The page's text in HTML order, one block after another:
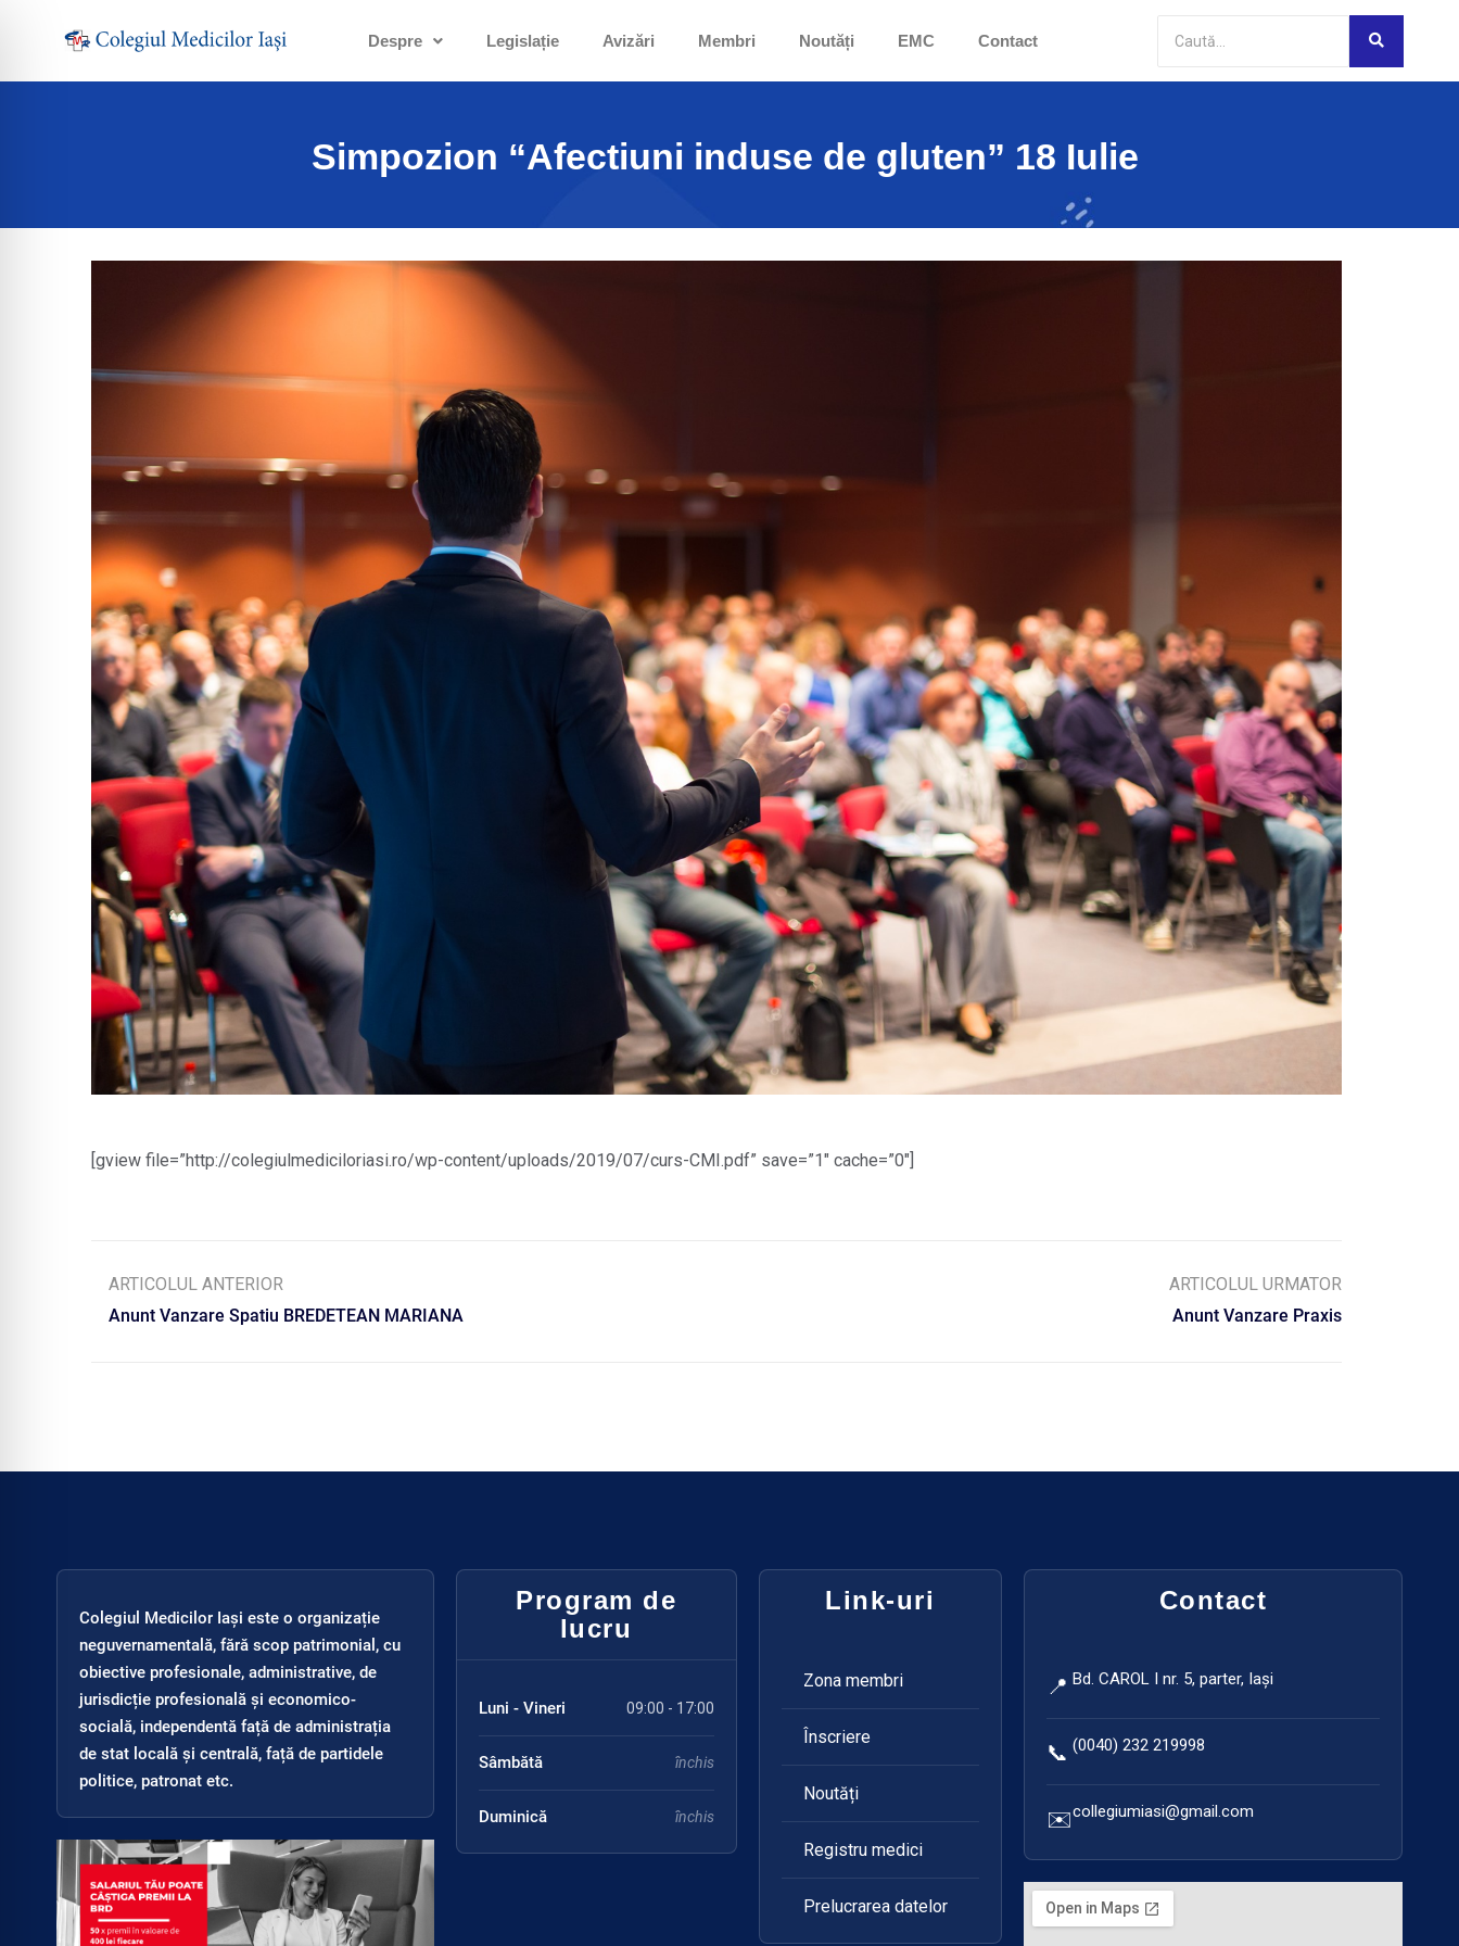
Despre Legislație Avizări Membri Noutăți EMC Contact
Simpozion “Afectiuni induse de gluten” 18 Iulie
[gview file=”http://colegiulmediciloriasi.ro/wp-content/uploads/2019/07/curs-CMI.pdf” save=”1″ cache=”0″]
ARTICOLUL ANTERIOR
Anunt Vanzare Spatiu BREDETEAN MARIANA
ARTICOLUL URMATOR
Anunt Vanzare Praxis
Colegiul Medicilor Iași este o organizație
neguvernamentală, fără scop patrimonial, cu
obiective profesionale, administrative, de
jurisdicție profesională și economico-
socială, independentă față de administrația
de stat locală și centrală, față de partidele
politice, patronat etc.
Program de
lucru
Luni - Vineri 09:00 - 17:00
Sâmbătă închis
Duminică închis
Link-uri
Zona membri
Înscriere
Noutăți
Registru medici
Prelucrarea datelor
Contact
📍 Bd. CAROL I nr. 5, parter, Iași
📞 (0040) 232 219998
✉️collegiumiasi@gmail.com
Asistent virtual
Etapă de testare
Acest asistent virtual se află în etapă de